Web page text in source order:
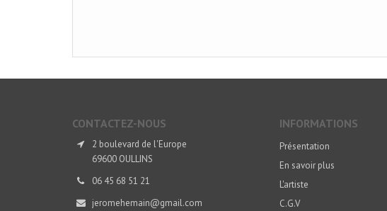
CONTACTEZ-NOUS
2 boulevard de l'Europe
69600 OULLINS
06 45 68 51 21
jeromehemain@gmail.com
INFORMATIONS
Présentation
En savoir plus
L'artiste
C.G.V